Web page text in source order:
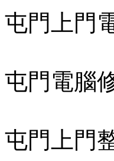
屯門上門
屯門電腦
屯門上門